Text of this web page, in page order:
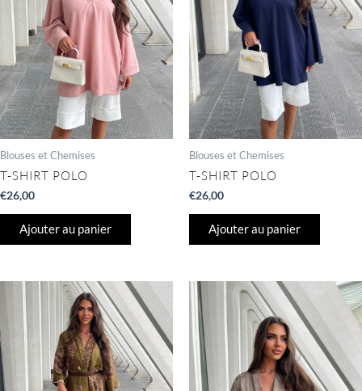
Blouses et Chemises
T-SHIRT POLO
€26,00
Ajouter au panier
Blouses et Chemises
T-SHIRT POLO
€26,00
Ajouter au panier